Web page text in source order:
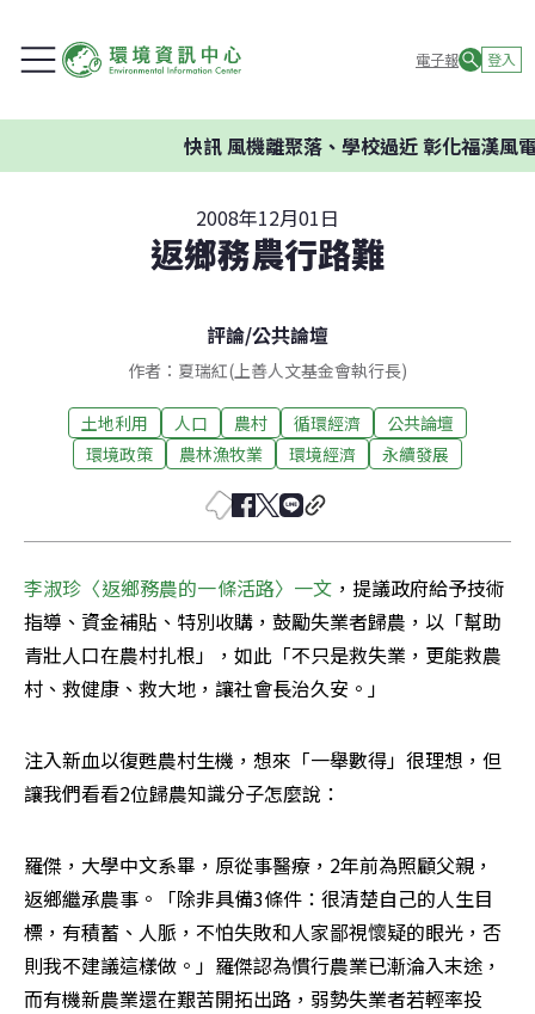
電子報 登入
快訊風機離聚落、學校過近 彰化福漢風電
2008年12月01日
返鄉務農行路難
評論/公共論壇
作者：夏瑞紅(上善人文基金會執行長)
土地利用 人口 農村 循環經濟
公共論壇
環境政策
農林漁牧業 環境經濟 永續發展
李淑珍〈返鄉務農的一條活路〉一文 ，提議政府給予技術
指導、資金補貼、特別收購，鼓勵失業者歸農，以「幫助
青壯人口在農村扎根」，如此「不只是救失業，更能救農
村、救健康、救大地，讓社會長治久安。」
注入新血以復甦農村生機，想來「一舉數得」很理想，但
讓我們看看2位歸農知識分子怎麼說：
羅傑，大學中文系畢，原從事醫療，2年前為照顧父親，
返鄉繼承農事。「除非具備3條件：很清楚自己的人生目
標，有積蓄、人脈，不怕失敗和人家鄙視懷疑的眼光，否
則我不建議這樣做。」羅傑認為慣行農業已漸淪入末途，
而有機新農業還在艱苦開拓出路，弱勢失業者若輕率投